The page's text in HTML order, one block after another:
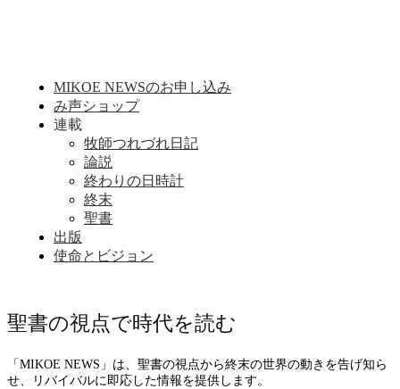
MIKOE NEWSのお申し込み
み声ショップ
連載
牧師つれづれ日記
論説
終わりの日時計
終末
聖書
出版
使命とビジョン
聖書の視点で時代を読む
「MIKOE NEWS」は、聖書の視点から終末の世界の動きを告げ知ら
せ、リバイバルに即応した情報を提供します。